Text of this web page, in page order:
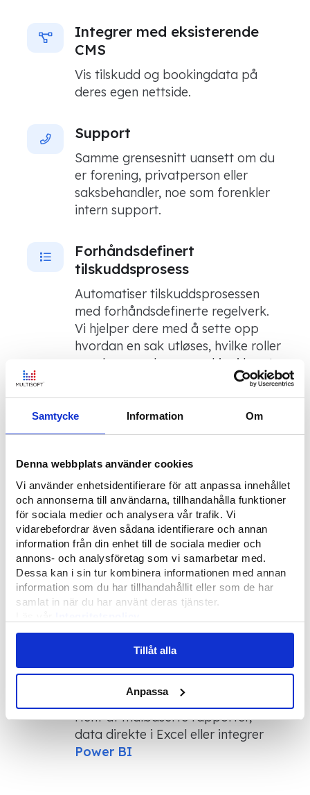
Samtycke Information Om
Denna webbplats använder cookies
Vi använder enhetsidentifierare för att anpassa innehållet
och annonserna till användarna, tillhandahålla funktioner
för sociala medier och analysera vår trafik. Vi
vidarebefordrar även sådana identifierare och annan
information från din enhet till de sociala medier och
annons- och analysföretag som vi samarbetar med.
Dessa kan i sin tur kombinera informationen med annan
information som du har tillhandahållit eller som de har
samlat in när du har använt deras tjänster.
Läs mer om våraCookies
Tillåt alla
Anpassa
Integrer med eksisterende
CMS
Vis tilskudd og bookingdata på
deres egen nettside.
Support
Samme grensesnitt uansett om du
er forening, privatperson eller
saksbehandler, noe som forenkler
intern support.
Forhåndsdefinert
tilskuddsprosess
Automatiser tilskuddsprosessen
med forhåndsdefinerte regelverk.
Vi hjelper dere med å sette opp
hvordan en sak utløses, hvilke roller
som berøres, hva som skjer i hvert
trinn og hvordan det avsluttes.
Dynamiske søknadsskjemaer
hver søknad. Ved hjelp av valgte
tekstfelt, nedtrekksmenyer og
avkrysningsbokser kan du tilpasse
skjemaene dine til å fungere
akkurat slik du ønsker det, i hver
søknad.
Adgangssystem
adgangssystemer som støttes av
Statistikk
Hent ut malbaserte rapporter,
data direkte i Excel eller integrer
Power BI